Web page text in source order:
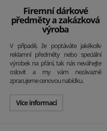
Firemní dárkové
předměty a zakázková
výroba
V případě, že poptáváte jakékoliv
reklamní předměty nebo speciální
výrobek na přání, tak nás neváhejte
oslovit a my vám nezávazně
zpracujeme cenovou nabídku.
Více informací